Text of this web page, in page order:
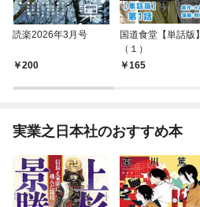
読楽2026年3月号
200
国道食堂【単話版】
（１）
165
実業之日本社のおすすめ本